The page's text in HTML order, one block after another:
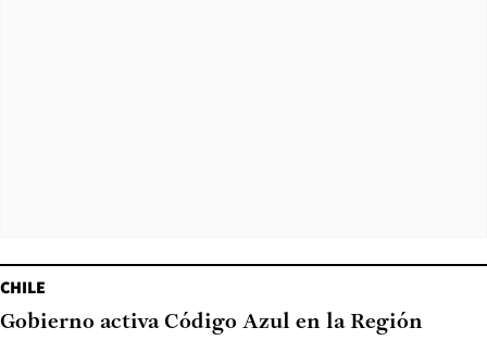
CHILE
Gobierno activa Código Azul en la Región